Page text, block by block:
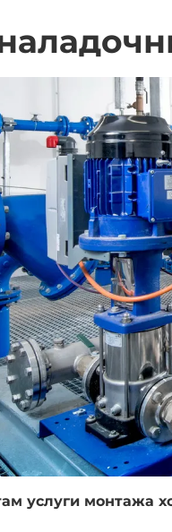
услуги монтажа